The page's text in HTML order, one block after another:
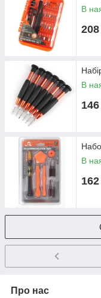
В
208
В
146
В
162
Про нас